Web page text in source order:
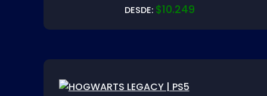
DESDE: $10.249